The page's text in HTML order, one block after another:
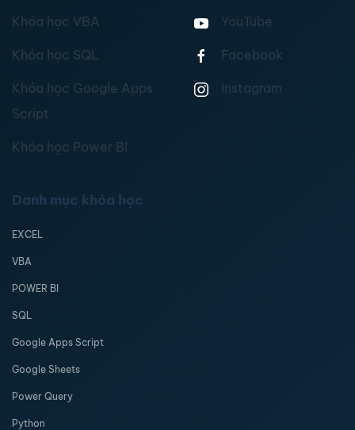
Khóa học VBA
Khóa học SQL
Khóa học Google Apps
Script
Khóa học Power BI
YouTube
Facebook
Instagram
Danh mục khóa học
EXCEL
VBA
POWER BI
SQL
Google Apps Script
Google Sheets
Power Query
Python